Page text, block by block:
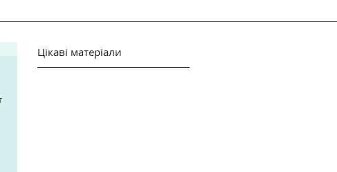
Цікаві матеріали